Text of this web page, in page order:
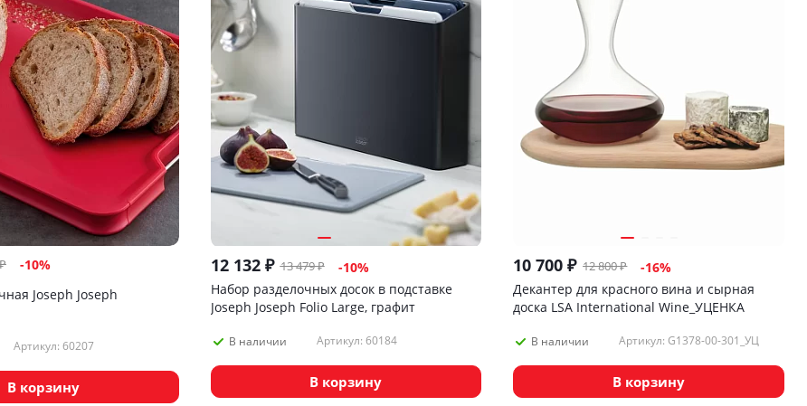
-10%
Joseph Joseph
Артикул: 60207
В корзину
12 132₽ 13 479₽ -10%
Набор разделочных досок в подставке
Joseph Joseph Folio Large, графит
В наличии Артикул: 60184
В корзину
10 700 ₽ 12 800₽ -16%
Декантер для красного вина и сырная
доска LSA International Wine_УЦЕНКА
В наличии Артикул: G1378-00-301_УЦ
В корзину